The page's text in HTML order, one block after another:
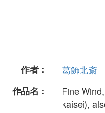
作者：
葛飾北斎
作品名：
Fine
kaisei),